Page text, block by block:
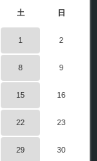
土 日
1 2
8 9
15 16
22 23
29 30